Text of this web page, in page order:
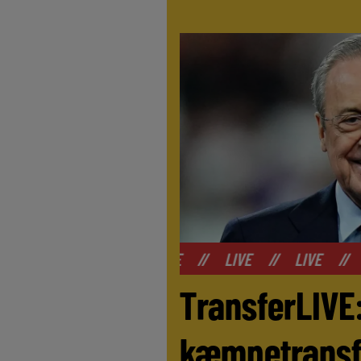
LIVE // LIVE // LIVE